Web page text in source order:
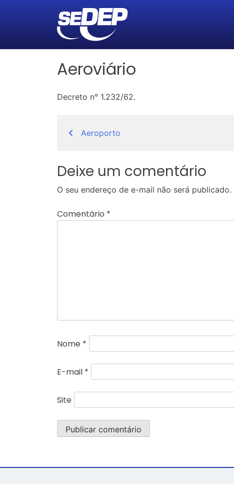
Aeroviário
Decreto n° 1.232/62.
Navegação
de
Post
Aeroporto
Deixe um comentário
O seu endereço de e-mail não será publicado.
Comentário *
Nome *
E-mail *
Site